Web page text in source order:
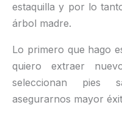
estaquilla y por lo
árbol madre.
Lo primero que hago
quiero extraer
seleccionan pies
asegurarnos mayor